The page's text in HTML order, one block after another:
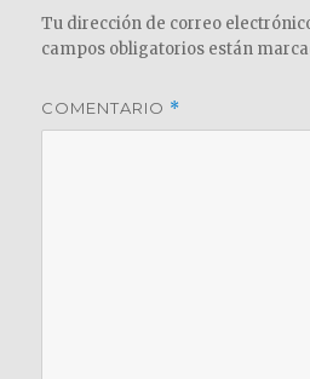
Tu dirección de correo
campos obligatorios están
COMENTARIO *